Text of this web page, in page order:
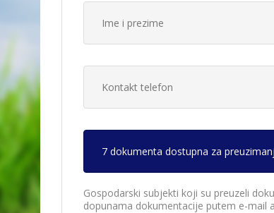
7 dokumenta dostupna za
Gospodarski subjekti koji su preuzeli
dopunama dokumentacije putem e-mail